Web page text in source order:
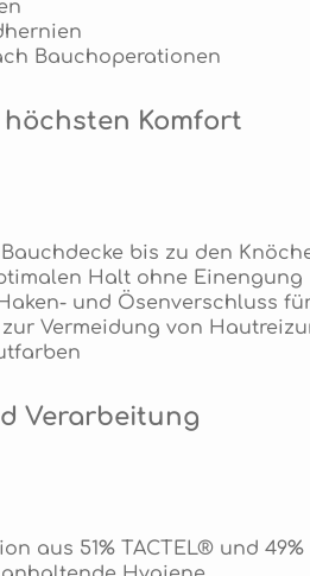
Bauchoperationen
Komfort
bis zu den
Halt ohne Einengung
und Ösenverschluss
Vermeidung von
Verarbeitung
aus 51% TACTEL® und